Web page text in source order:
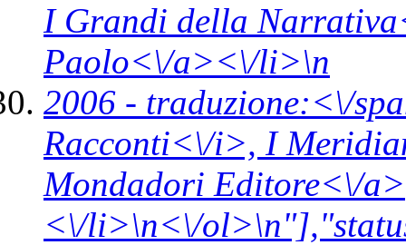
I Grandi della
Paolo<\/a><\/li>\n
2006 - traduzione:<\/
Racconti<\/i>, I
Mondadori Editore<\/a>
<\/li>\n<\/